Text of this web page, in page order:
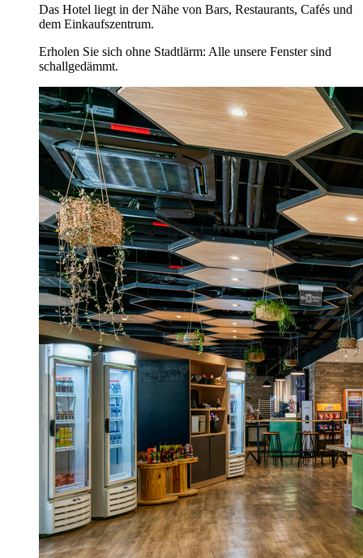
Das Hotel liegt in der Nähe von Bars, Restaurants, Cafés und
dem Einkaufszentrum.
Erholen Sie sich ohne Stadtlärm: Alle unsere Fenster sind
schallgedämmt.